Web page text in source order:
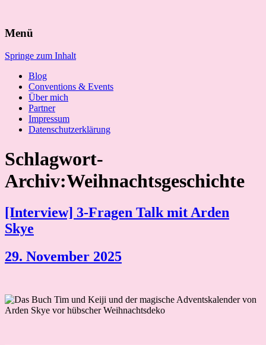
nach:
Menü
Springe zum Inhalt
Blog
Conventions & Events
Über mich
Partner
Impressum
Datenschutzerklärung
Schlagwort-
Archiv:Weihnachtsgeschichte
[Interview] 3-Fragen Talk mit Arden
Skye
29. November 2025